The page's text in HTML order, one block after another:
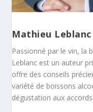
Mathieu Leblanc
Passionné par le vin, la
Leblanc est un auteur
offre des conseils
variété de boissons
dégustation aux